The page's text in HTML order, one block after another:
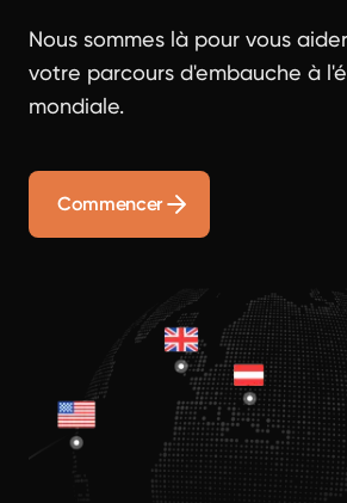
Nous sommes là pour vous
votre parcours d'embauche à
mondiale.
Commencer